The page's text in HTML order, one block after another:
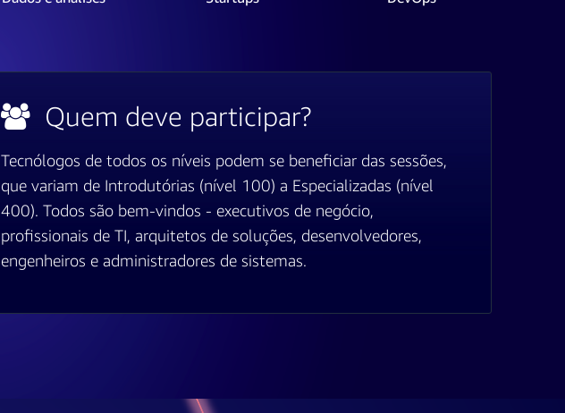
Quem deve participar?
Tecnólogos de todos os níveis podem se beneficiar das sessões,
que variam de Introdutórias (nível 100) a Especializadas (nível
400). Todos são bem-vindos - executivos de negócio,
profissionais de TI, arquitetos de soluções, desenvolvedores,
engenheiros e administradores de sistemas.